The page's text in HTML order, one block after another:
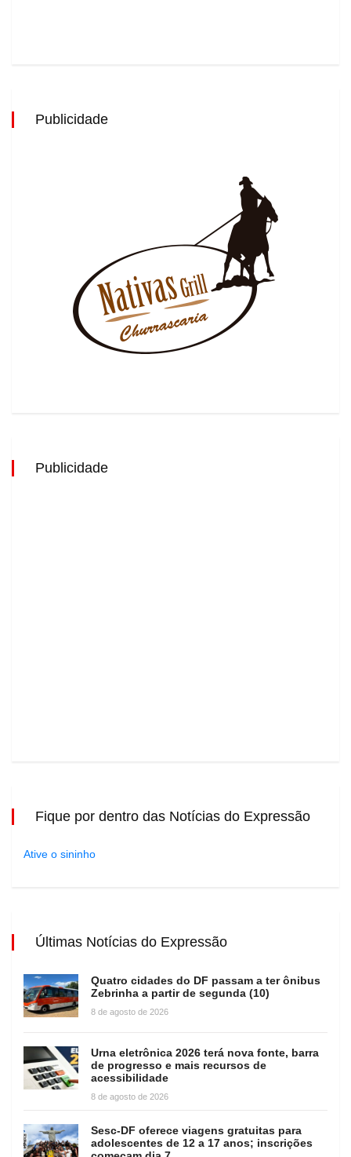
Publicidade
Publicidade
Fique por dentro das Notícias do Expressão
Ative o sininho
Últimas Notícias do Expressão
Quatro cidades do DF passam a ter ônibus
Zebrinha a partir de segunda (10)
8 de agosto de 2026
Urna eletrônica 2026 terá nova fonte, barra
de progresso e mais recursos de
acessibilidade
8 de agosto de 2026
Sesc-DF oferece viagens gratuitas para
adolescentes de 12 a 17 anos; inscrições